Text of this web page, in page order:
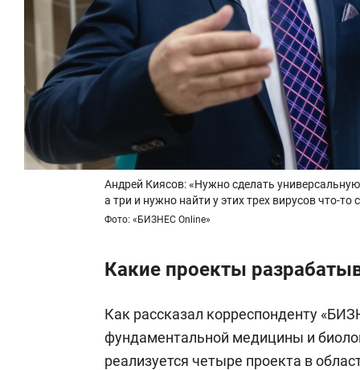
Андрей Киясов: «Нужно сделать
а три и нужно найти у этих трех вирусов что-
Фото: «БИЗНЕС Online»
Какие проекты
Как рассказал корреспонденту
фундаментальной медицины и
реализуется четыре проекта в